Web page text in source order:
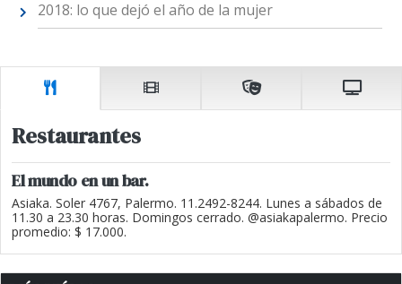
2018: lo que dejó el año de la mujer
Restaurantes
El mundo en un bar.
Asiaka. Soler 4767, Palermo. 11.2492-8244. Lunes a sábados de
11.30 a 23.30 horas. Domingos cerrado. @asiakapalermo. Precio
promedio: $ 17.000.